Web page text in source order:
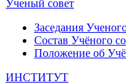
Ученый совет
Заседания
Состав Учёного
Положение об
ИНСТИТУТ